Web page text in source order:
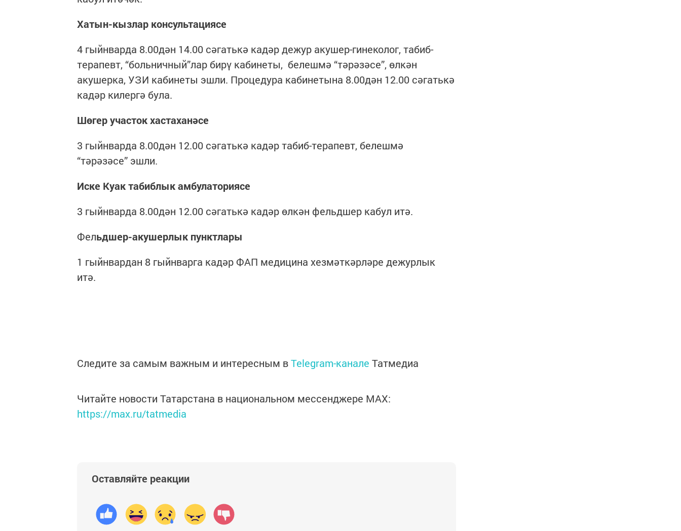
Хатын-кызлар консультациясе
4 гыйнварда 8.00дән 14.00 сәгатькә кадәр дежур акушер-гинеколог, табиб-
терапевт, “больничный”лар бирү кабинеты, белешмә “тәрәзәсе”, өлкән
акушерка, УЗИ кабинеты эшли. Процедура кабинетына 8.00дән 12.00 сәгатькә
кадәр килергә була.
Шөгер участок хастаханәсе
3 гыйнварда 8.00дән 12.00 сәгатькә кадәр табиб-терапевт, белешмә
“тәрәзәсе” эшли.
Иске Куак табиблык амбулаториясе
3 гыйнварда 8.00дән 12.00 сәгатькә кадәр өлкән фельдшер кабул итә.
Фельдшер-акушерлык пунктлары
1 гыйнвардан 8 гыйнварга кадәр ФАП медицина хезмәткәрләре дежурлык
итә.
Следите за самым важным и интересным вTelegram-канале Татмедиа
Читайте новости Татарстана в национальном мессенджере MАХ:
https://max.ru/tatmedia
Оставляйте реакции